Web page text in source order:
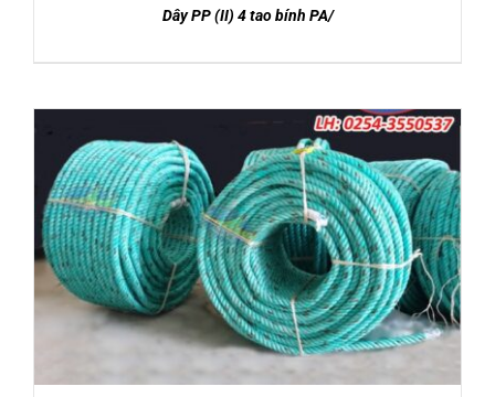
Dây PP (II) 4 tao bính PA/
DETAILS